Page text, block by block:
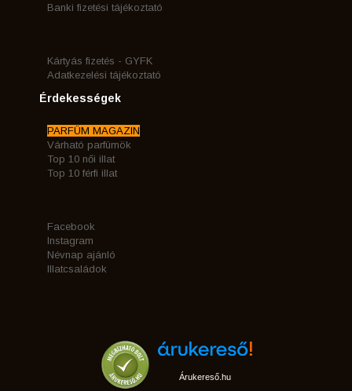
Banki fizetési tájékoztató
Kártyás fizetés - GYFK
Adatkezelési tájékoztató
Érdekességek
PARFÜM MAGAZIN
Várható parfümök
Top 10 női illat
Top 10 férfi illat
Facebook
Instagram
Névnap ajánló
Illatcsaládok
Árukereső.hu